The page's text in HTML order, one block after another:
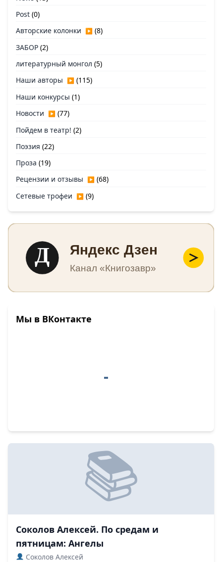
Соколов Алексей. По средам и
пятницам: Ангелы
Соколов Алексей
Post (0)
Авторские колонки ▶ (8)
ЗАБОР (2)
литературный монгол (5)
Наши авторы ▶ (115)
Наши конкурсы (1)
Новости ▶ (77)
Пойдем в театр! (2)
Поэзия (22)
Проза (19)
Рецензии и отзывы ▶ (68)
Сетевые трофеи ▶ (9)
Д Яндекс Дзен
Канал «Книгозавр»
Мы в ВКонтакте